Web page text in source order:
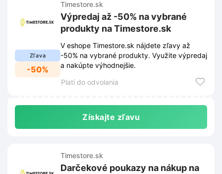
Zľava
-50%
Timestore.sk
Výpredaj až -50% na vybrané
produkty na Timestore.sk
V eshope Timestore.sk nájdete zľavy až
-50% na vybrané produkty. Využite výpredaj
a nakúpte výhodnejšie.
Platí do odvolania
Získajte zľavu
Timestore.sk
Darčekové poukazy na nákup na